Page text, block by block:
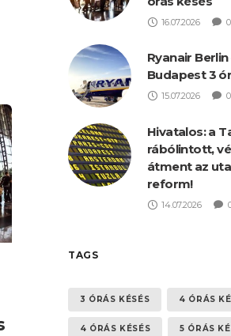
16.07.2026 0
Ryanair Berlin
Budapest 3
15.07.2026 0
Hivatalos: a
rábólintott,
átment az
reform!
14.07.2026
TAGS
3 ÓRÁS KÉSÉS 4 ÓRÁS
4 ÓRÁS KÉSÉS 5 ÓRÁS